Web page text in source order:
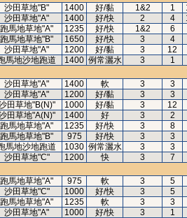
沙田草地"B" 1400 好/黏 1&2 1
沙田草地"A" 1400 好/快 2 4
跑馬地草地"A" 1235 好/快 1&2
6
跑馬地草地"B" 1650 好/快 3
4
沙田草地"A" 1200 好/黏 3
12
馬地沙地跑道 1400 例常灑水 3
1
沙田草地"A" 1400 軟 3
3
沙田草地"A" 1200 好/黏 3
3
田草地"B(N)" 1000 好/黏 3
12
田草地"A(N)" 1400 好 3
2
跑馬地草地"A" 1235 好/快 3
8
跑馬地草地"B" 975 好/快 3
3
馬地沙地跑道 1030 例常灑水 3
3
沙田草地"C" 1200 快 3
7
跑馬地草地"A" 975 軟 3
5
沙田草地"C" 1000 好/快 3
5
跑馬地草地"A" 1235 軟 3
3
沙田草地"A" 1000 好/快 3 1